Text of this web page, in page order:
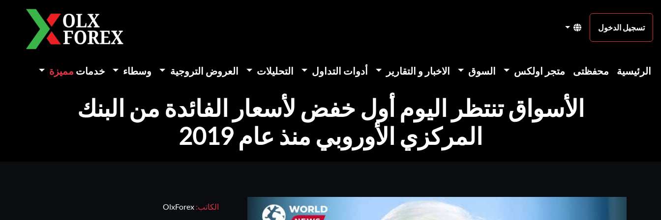
تسجيل الدخول
الرئيسية محفظتى متجر اولكس السوق الاخبار و التقارير أدوات التداول التحليلات العروض التروجية وسطاء خدمات مميزة
الأسواق تنتظر اليوم أول خفض لأسعار الفائدة من البنك
المركزي الأوروبي منذ عام 2019
الكاتب: